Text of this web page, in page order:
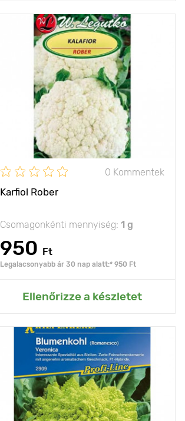
0 Kommentek
Karfiol Rober
Csomagonkénti mennyiség: 1 g
950 Ft
Legalacsonyabb ár 30 nap alatt:* 950 Ft
Ellenőrizze a készletet
Jellemzők
táplálkozási
tulajdonságok és
Ültetési távolság 50 х 50 cm
Fényigény
Hozzáadás az Én kertemhez
Jellemzők
tápanyagokat
Ültetési távolság 50 х 50 cm
Fényigény nap